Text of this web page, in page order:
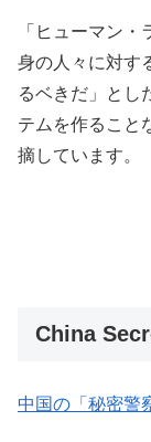
「ヒューマン
身の人々に対す
るベきだ」とし
テムを作ること
摘しています。
China
中国の「秘密警